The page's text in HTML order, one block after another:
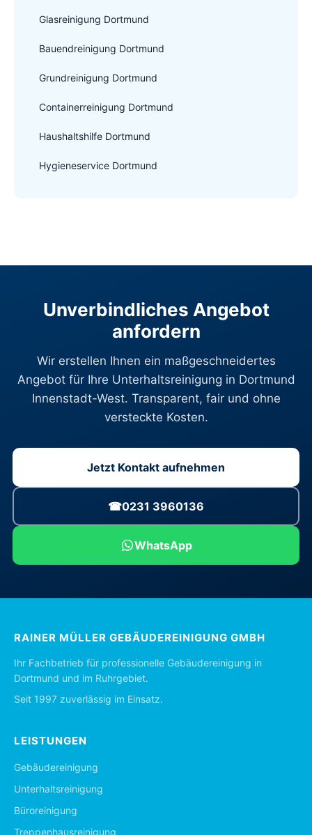
Glasreinigung Dortmund
Bauendreinigung Dortmund
Grundreinigung Dortmund
Containerreinigung Dortmund
Haushaltshilfe Dortmund
Hygieneservice Dortmund
Unverbindliches Angebot
anfordern
Wir erstellen Ihnen ein maßgeschneidertes
Angebot für Ihre Unterhaltsreinigung in Dortmund
Innenstadt-West. Transparent, fair und ohne
versteckte Kosten.
Jetzt Kontakt aufnehmen
☎0231 3960136
WhatsApp
RAINER MÜLLER GEBÄUDEREINIGUNG GMBH
Ihr Fachbetrieb für professionelle Gebäudereinigung in
Dortmund und im Ruhrgebiet.
Seit 1997 zuverlässig im Einsatz.
LEISTUNGEN
Gebäudereinigung
Unterhaltsreinigung
Büroreinigung
Treppenhausreinigung